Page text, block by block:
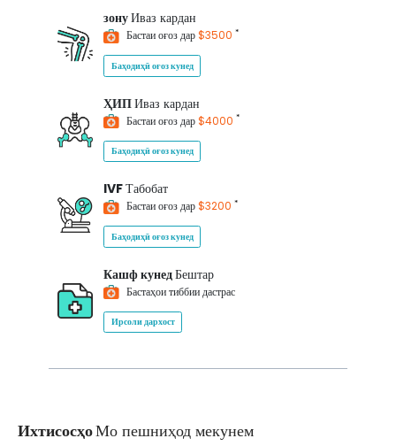
зонуИваз кардан
Бастаи оғоз дар$3500 *
Баҳодиҳӣ оғоз кунед
ҲИПИваз кардан
Бастаи оғоз дар$4000 *
Баҳодиҳӣ оғоз кунед
IVFТабобат
Бастаи оғоз дар$3200 *
Баҳодиҳӣ оғоз кунед
Кашф кунедБештар
Бастаҳои тиббии дастрас
Ирсоли дархост
ИхтисосҳоМо пешниҳод мекунем